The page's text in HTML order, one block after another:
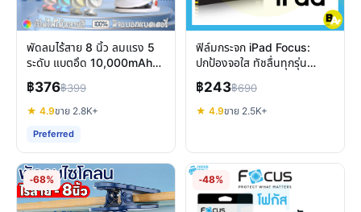
พัดลมไร้สาย 8 นิ้ว ลมแรง 5
ระดับ แบตอึด 10,000mAh
หนีบ/ตั้งโต๊ะ เงียบ
฿376฿399
★ 4.9ขาย 2.8K+
Preferred
ฟิล์มกระจก iPad Focus:
ปกป้องจอใส ทัชลื่นทุกรุ่น
ทนทาน 9H
฿243฿690
★ 4.9ขาย 2.5K+
-68% -48%